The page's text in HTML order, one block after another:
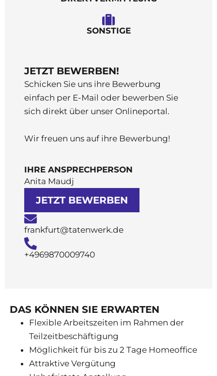
SONSTIGE
JETZT BEWERBEN!
Schicken Sie uns ihre Bewerbung
einfach per E-Mail oder bewerben Sie
sich direkt über unser Onlineportal.
Wir freuen uns auf ihre Bewerbung!
IHRE ANSPRECHPERSON
Anita Maudj
frankfurt@tatenwerk.de
JETZT BEWERBEN
+4969870009740
DAS KÖNNEN SIE ERWARTEN
Flexible Arbeitszeiten im Rahmen der
Teilzeitbeschäftigung
Möglichkeit für bis zu 2 Tage Homeoffice
Attraktive Vergütung